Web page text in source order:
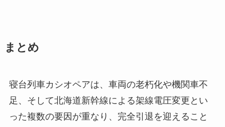
まとめ
寝台列車カシオペアは、車両の老朽化や機関車不
足、そして北海道新幹線による架線電圧変更とい
った複数の要因が重なり、完全引退を迎えること